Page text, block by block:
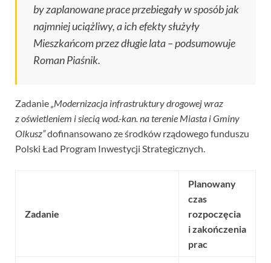
by zaplanowane prace przebiegały w sposób jak
najmniej uciążliwy, a ich efekty służyły
Mieszkańcom przez długie lata– podsumowuje
Roman Piaśnik.
Zadanie„Modernizacja infrastruktury drogowej wraz
z oświetleniem i siecią wod.-kan. na terenie Miasta i Gminy
Olkusz”dofinansowano ze środków rządowego funduszu
Polski Ład Program Inwestycji Strategicznych.
Zadanie
Planowany
czas
rozpoczęcia
i zakończenia
prac